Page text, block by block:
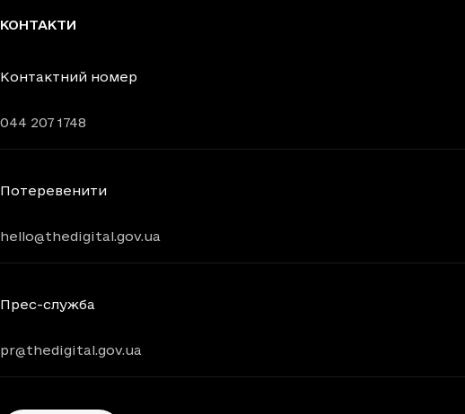
КОНТАКТИ
Контактний номер
044 207 1748
Потеревенити
hello@thedigital.gov.ua
Прес-служба
pr@thedigital.gov.ua